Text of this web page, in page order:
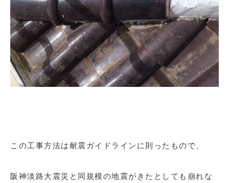
この工事方法は耐震ガイドラインに則ったもので、
阪神淡路大震災と同規模の地震がきたとしても崩れな